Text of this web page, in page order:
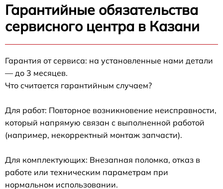
Гарантийные обязательства
сервисного центра в Казани
Гарантия от сервиса: на установленные нами детали
— до 3 месяцев.
Что считается гарантийным случаем?
Для работ: Повторное возникновение неисправности,
который напрямую связан с выполненной работой
(например, некорректный монтаж запчасти).
Для комплектующих: Внезапная поломка, отказ в
работе или техническим параметрам при
нормальном использовании.